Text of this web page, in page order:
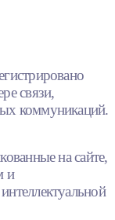
связи,
коммуникаций.
на сайте,
и